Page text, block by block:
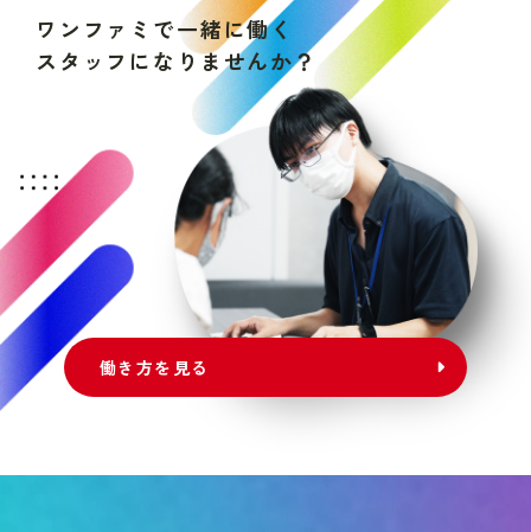
ワ ン フ ァ ミ で一緒に働く
ス タ ッ フ にな りま せんか？
働き方を見る